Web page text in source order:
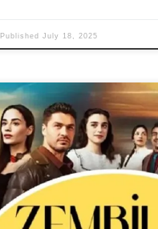
PublishedJuly 18, 2025